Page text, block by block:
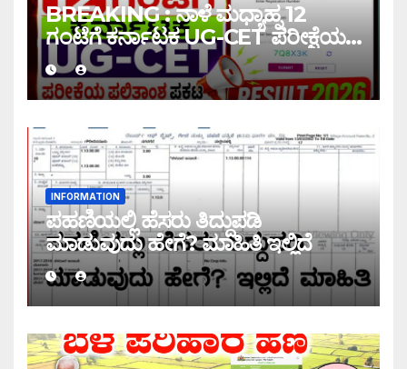
BREAKING : ನಾಳೆ ಮಧ್ಯಾಹ್ನ 12
ಗಂಟೆಗೆ ಕರ್ನಾಟಕ UG-CET ಪರೀಕ್ಷೆಯ
ಫಲಿತಾಂಶ ಪ್ರಕಟ |UG-CET Result
2026
INFORMATION
ಪಹಣಿಯಲ್ಲಿ ಹೆಸರು ತಿದ್ದುಪಡಿ
ಮಾಡುವುದು ಹೇಗೆ? ಮಾಹಿತಿ ಇಲ್ಲಿದೆ